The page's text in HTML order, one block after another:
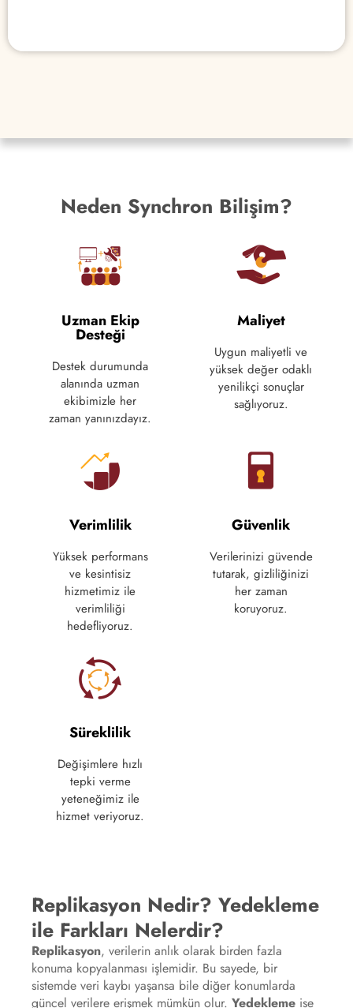
Neden Synchron Bilişim?
Uzman Ekip
Desteği
Destek durumunda
alanında uzman
ekibimizle her
zaman yanınızdayız.
Maliyet
Uygun maliyetli ve
yüksek değer odaklı
yenilikçi sonuçlar
sağlıyoruz.
Verimlilik
Yüksek performans
ve kesintisiz
hizmetimiz ile
verimliliği
hedefliyoruz.
Güvenlik
Verilerinizi güvende
tutarak, gizliliğinizi
her zaman
koruyoruz.
Süreklilik
Değişimlere hızlı
tepki verme
yeteneğimiz ile
hizmet veriyoruz.
Replikasyon Nedir? Yedekleme
ile Farkları Nelerdir?
Replikasyon, verilerin anlık olarak birden fazla
konuma kopyalanması işlemidir. Bu sayede, bir
sistemde veri kaybı yaşansa bile diğer konumlarda
güncel verilere erişmek mümkün olur. Yedekleme ise